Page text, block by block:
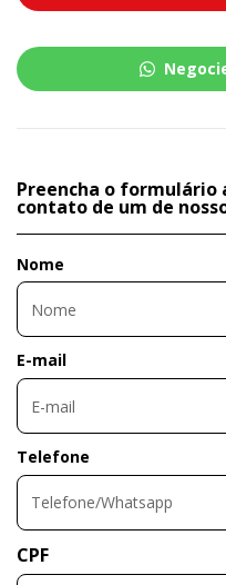
Preencha o formulário
contato de um de
Nome
E-mail
Telefone
CPF